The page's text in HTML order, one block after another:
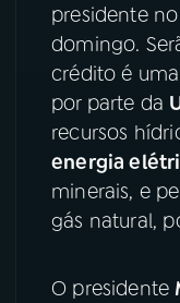
TikTok
presidente no
domingo.
crédito é
por parte da
recursos
energia
minerais, e
gás natural,
O presidente